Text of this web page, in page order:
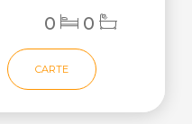
0 0
CARTE